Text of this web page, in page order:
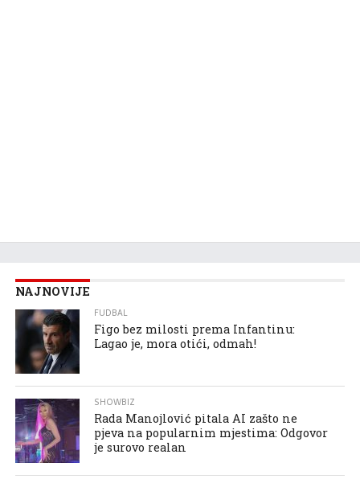
NAJNOVIJE
FUDBAL
Figo bez milosti prema Infantinu:
Lagao je, mora otići, odmah!
SHOWBIZ
Rada Manojlović pitala AI zašto ne
pjeva na popularnim mjestima: Odgovor
je surovo realan